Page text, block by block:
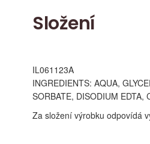
Složení
IL061123A
INGREDIENTS: AQUA,
SORBATE, DISODIUM EDTA,
Za složení výrobku odpovídá